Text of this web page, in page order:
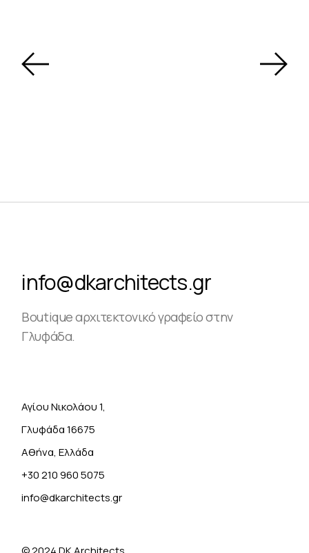
info@dkarchitects.gr
Boutique αρχιτεκτονικό γραφείο στην
Γλυφάδα.
Αγίου Νικολάου 1,
Γλυφάδα 16675
Αθήνα, Ελλάδα
+30 210 960 5075
info@dkarchitects.gr